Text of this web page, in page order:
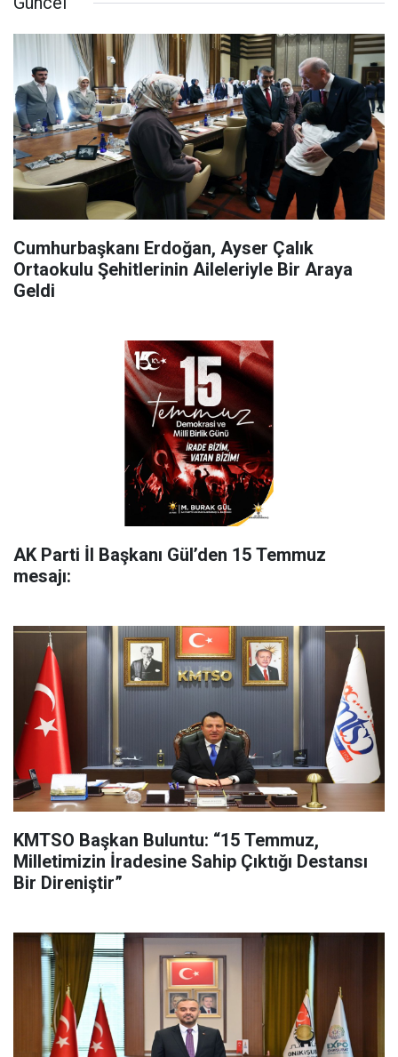
Cumhurbaşkanı Erdoğan, Ayser Çalık
Ortaokulu Şehitlerinin Aileleriyle Bir Araya
Geldi
AK Parti İl Başkanı Gül’den 15 Temmuz
mesajı:
KMTSO Başkan Buluntu: “15 Temmuz,
Milletimizin İradesine Sahip Çıktığı Destansı
Bir Direniştir”